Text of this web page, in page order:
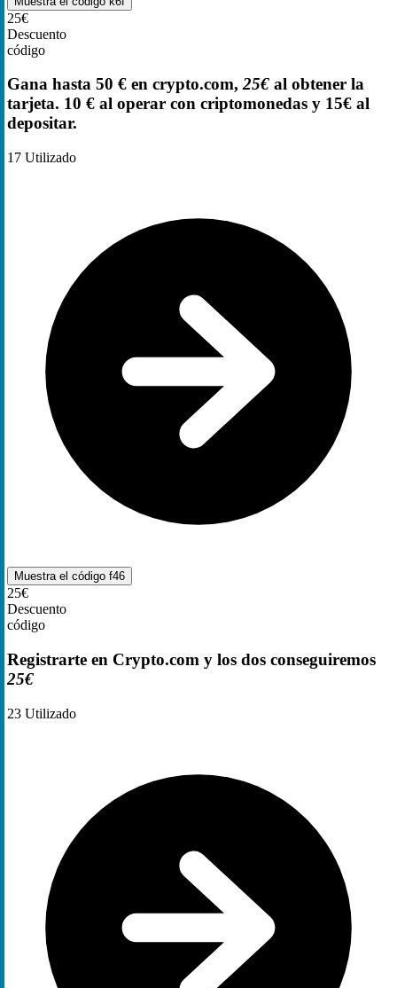
25€
Descuento
código
Gana hasta 50 € en crypto.com,25€ al obtener la
tarjeta. 10 € al operar con criptomonedas y 15€ al
depositar.
17 Utilizado
Muestra el código f46
25€
Descuento
código
Registrarte en Crypto.com y los dos conseguiremos
25€
23 Utilizado